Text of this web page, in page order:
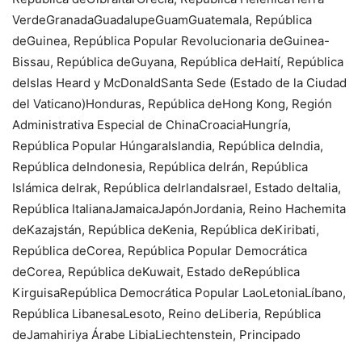
VerdeGranadaGuadalupeGuamGuatemala, República
deGuinea, República Popular Revolucionaria deGuinea-
Bissau, República deGuyana, República deHaití, República
deIslas Heard y McDonaldSanta Sede (Estado de la Ciudad
del Vaticano)Honduras, República deHong Kong, Región
Administrativa Especial de ChinaCroaciaHungría,
República Popular HúngaraIslandia, República deIndia,
República deIndonesia, República deIrán, República
Islámica deIrak, República deIrlandaIsrael, Estado deItalia,
República ItalianaJamaicaJapónJordania, Reino Hachemita
deKazajstán, República deKenia, República deKiribati,
República deCorea, República Popular Democrática
deCorea, República deKuwait, Estado deRepública
KirguisaRepública Democrática Popular LaoLetoniaLíbano,
República LibanesaLesoto, Reino deLiberia, República
deJamahiriya Árabe LibiaLiechtenstein, Principado